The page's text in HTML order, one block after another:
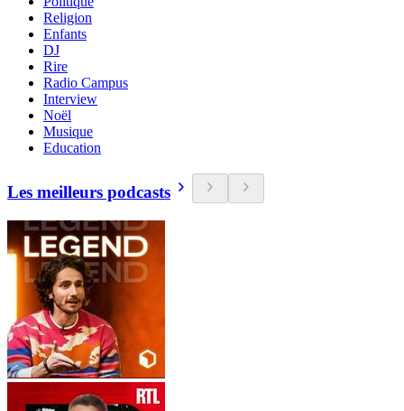
Religion
Enfants
DJ
Rire
Radio Campus
Interview
Noël
Musique
Education
Les meilleurs podcasts